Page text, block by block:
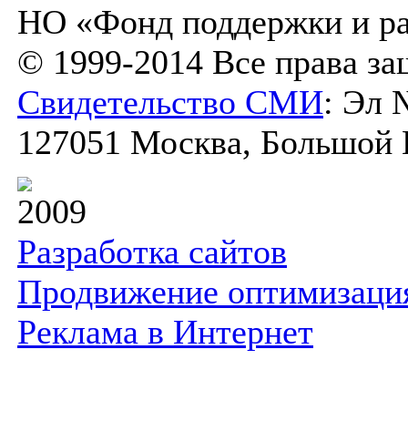
НО «Фонд поддержки и
© 1999-2014 Все права
Свидетельство СМИ: Эл
127051 Москва, Большой
2009
Разработка сайтов
Продвижение
Реклама в Интернет